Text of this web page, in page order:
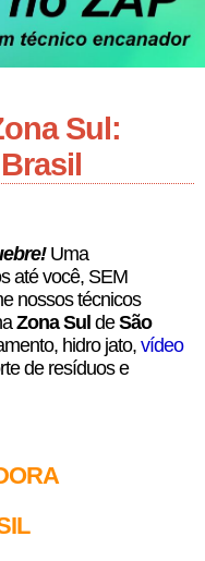
Sul:
Uma
até você, SEM
nossos técnicos
Zona Sul deSão
hidro jato, vídeo
de resíduos e